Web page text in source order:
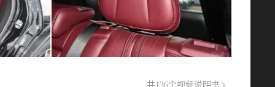
共136个视频说明书